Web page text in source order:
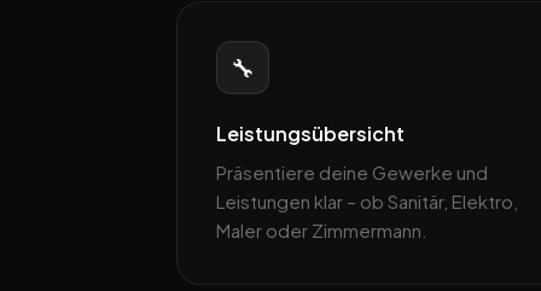
🔧
Leistungsübersicht
Präsentiere deine Gewerke und
Leistungen klar – ob Sanitär, Elektro,
Maler oder Zimmermann.